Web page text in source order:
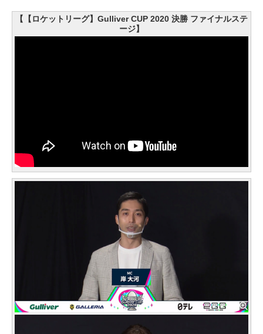
【【ロケットリーグ】Gulliver CUP 2020 決勝 ファイナルステ
ージ】